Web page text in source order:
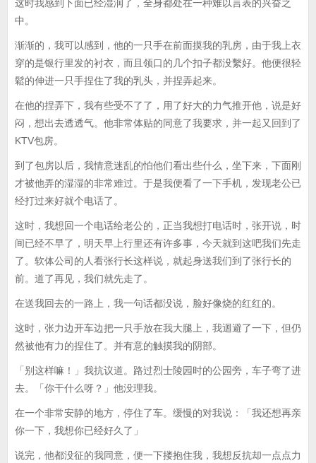
这时我感到下面已经湿润了，全身都处在一种难以言表的兴奋之
中。
渐渐的，我可以感到，他的一只手在前面摸我的乳房，由于我上衣
穿的是银行里发的衬衣，而且领口的几个扣子都没繫好。他便很轻
鬆的伸进一只手捏住了我的乳头，并捏弄起来。
在他的捏弄下，我有些受不了了，用了好大的力气推开他，说是好
闷，想出去透透气。他非常体贴的同意了我要求，并一起又回到了
KTV包房。
到了包房以后，我情意迷乱的怕他们看出些什么，坐下来，下面刚
才被他弄的湿湿的非常难过。于是我便看了一下手机，发现老公已
经打过来好就个电话了。
这时，我想回一个电话给老公的，正当我想打电话时，张开说，时
间已经不早了，明天早上行里还有许多事，今天就到这吧我们先走
了。软体公司的人看张行长这样说，就起身送我们到了张行长的
前。道了再见，我们就先走了。
在送我回去的一路上，我一句话都没说，脸好像烧的红红的。
这时，张力边开车边把一只手放在我大腿上，我迴避了一下，但仍
然被他有力的捏住了。并有意的触摸我的阴部。
「别这样嘛！」我抗议道。路过烈士陵园时的公园旁，车子弯了进
去。「你干什么呀？」他没理我。
在一个非常安静的地方，停住了车。缓慢的对我说：「我还想再亲
你一下，我想你已经好久了」
说完，他都没征的我同意，便一下搂抱住我，我想反抗却一点点力